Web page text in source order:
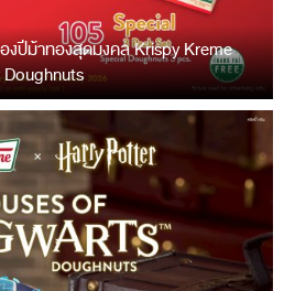
ปีม้าทองสุดมงคล Krispy Kreme